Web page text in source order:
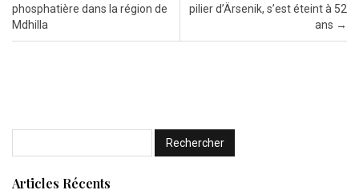
phosphatière dans la région de
Mdhilla
pilier d’Ärsenik, s’est éteint à 52
ans →
Articles Récents